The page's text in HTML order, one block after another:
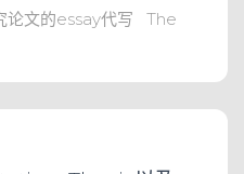
论文的essay代写 The